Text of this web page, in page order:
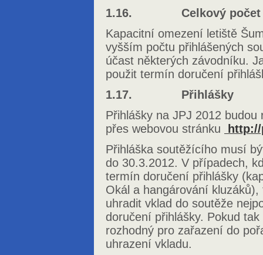
1.16. Celkový počet
Kapacitní omezení letiště
vyšším počtu přihlášených
účast některých závodníku.
použit termín doručení
1.17. Přihlášky
Přihlášky na JPJ 2012
přes webovou stránku
Přihláška soutěžícího musí
do 30.3.2012. V případech,
termín doručení přihlášky
Okál a hangárování
uhradit vklad do soutěže
doručení přihlášky. Pokud
rozhodný pro zařazení do
uhrazení vkladu.